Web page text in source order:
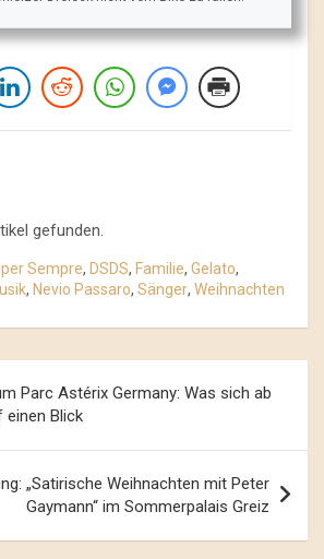
gefunden.
Sempre, DSDS, Familie, Gelato,
, Nevio Passaro, Sänger, Weihnachten
Parc Astérix Germany: Was sich ab
einen Blick
„Satirische Weihnachten mit Peter
Gaymann“ im Sommerpalais Greiz